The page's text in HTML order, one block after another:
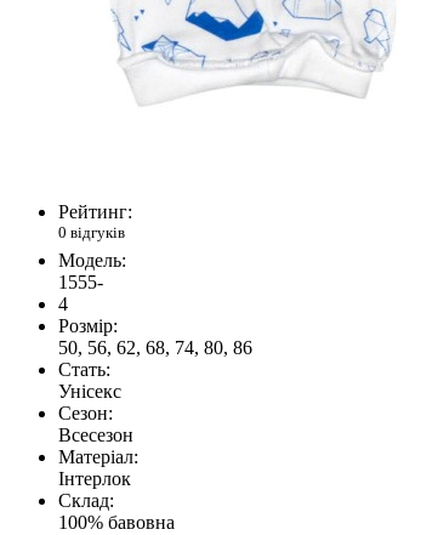
Рейтинг:
0 відгуків
Модель:
1555-
4
Розмір:
50, 56, 62, 68, 74, 80, 86
Стать:
Унісекс
Сезон:
Всесезон
Матеріал:
Інтерлок
Склад:
100% бавовна